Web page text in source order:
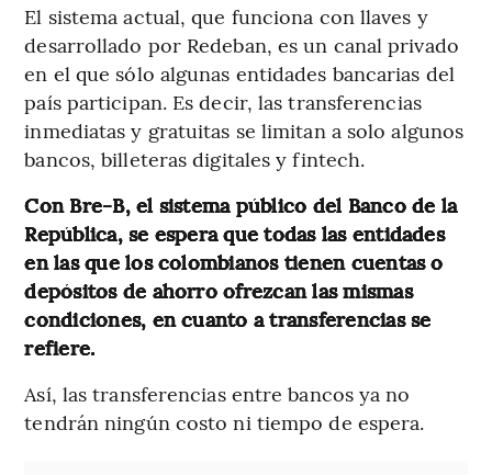
El sistema actual, que funciona con llaves y
desarrollado por Redeban, es un canal privado
en el que sólo algunas entidades bancarias del
país participan. Es decir, las transferencias
inmediatas y gratuitas se limitan a solo algunos
bancos, billeteras digitales y fintech.
Con Bre-B, el sistema público del Banco de la
República, se espera que todas las entidades
en las que los colombianos tienen cuentas o
depósitos de ahorro ofrezcan las mismas
condiciones, en cuanto a transferencias se
refiere.
Así, las transferencias entre bancos ya no
tendrán ningún costo ni tiempo de espera.